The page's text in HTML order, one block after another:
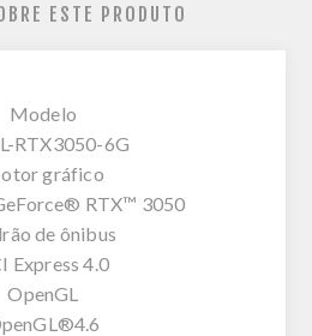
ESTE PRODUTO
Modelo
RTX3050-6G
gráfico
RTX™ 3050
de ônibus
Express 4.0
OpenGL